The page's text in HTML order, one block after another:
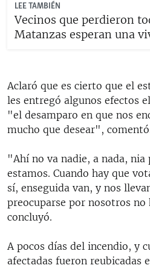
LEE TAMBIÉN
Vecinos que perdieron
Matanzas esperan una
Aclaró que es cierto que el
les entregó algunos efectos
"el desamparo en que nos
mucho que desear",
"Ahí no va nadie, a nada,
estamos. Cuando hay que
sí, enseguida van, y nos
preocuparse por nosotros
concluyó.
A pocos días del incendio, y
afectadas fueron reubicadas